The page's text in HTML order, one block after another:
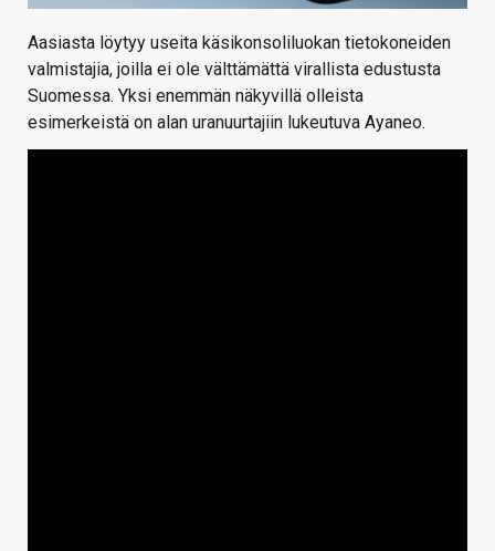
Aasiasta löytyy useita käsikonsoliluokan tietokoneiden
valmistajia, joilla ei ole välttämättä virallista edustusta
Suomessa. Yksi enemmän näkyvillä olleista
esimerkeistä on alan uranuurtajiin lukeutuva Ayaneo.